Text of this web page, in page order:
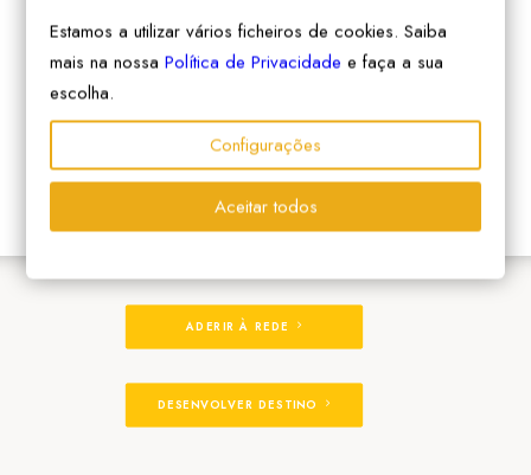
ADERIR À REDE
DESENVOLVER DESTINO
Estamos a utilizar vários ficheiros de cookies. Saiba
mais na nossaPolítica de Privacidade e faça a sua
escolha.
Configurações
Aceitar todos